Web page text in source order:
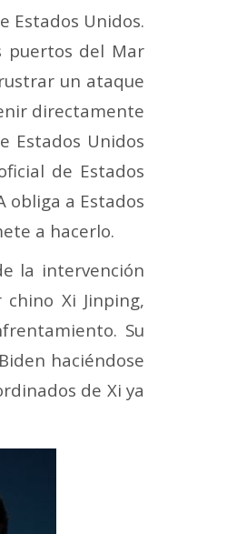
Estados Unidos.
puertos del Mar
un ataque
directamente
Estados Unidos
de Estados
obliga a Estados
a hacerlo.
la intervención
Xi Jinping,
Su
haciéndose
de Xi ya